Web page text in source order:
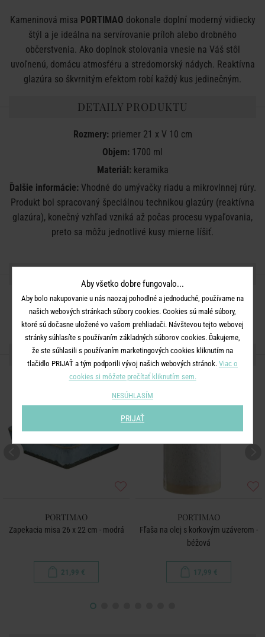
Kameninová misa PORTIMAO dokonale doplní moderný vidiecky
štýl a je ideálna na servírovanie príloh alebo drobného
občerstvenia. Ako doplnok stolovania vnesie na Váš stôl
uvoľnenú, domácu atmosféru a stredomorský nádych. Reaktívna
glazúra so škvrnitým efektom robí každý kus jedinečným.
DETAILY PRODUKTU
Rozmery:priemer 21 x V 10 cm
Objem: 1700 ml
Materiál:keramika
Ďalšie informácie:Vhodné do umývačky riadu a mikrovlnnej rúry.
Produkt bol spracovaný špeciálnou technikou glazúry (reaktívna
glazúra), konečný vzhľad vzniká až počas procesu vypaľovania,
preto sa môžu jednotlivé kusy mierne líšiť.
ĎALŠIE PRODUKTY ZO SÉRIE
PORTIMAO
Zapekacia misa 26 x 22 cm - modrá
21,99 €
PORTIMAO
Fľaša na olej s korkovým uzáverom -
béžová
17,99 €
Aby všetko dobre fungovalo...
Aby bolo nakupovanie u nás naozaj pohodlné a jednoduché, používame na
našich webových stránkach súbory cookies. Cookies sú malé súbory,
ktoré sú dočasne uložené vo vašom prehliadači. Návštevou tejto webovej
stránky súhlasíte s používaním základných súborov cookies. Ďakujeme,
že ste súhlasili s používaním marketingových cookies kliknutím na
tlačidlo PRIJAŤ a tým podporili vývoj našich webových stránok. Viac o
cookies si môžete prečítať kliknutím sem.
NESÚHLASÍM
PRIJAŤ